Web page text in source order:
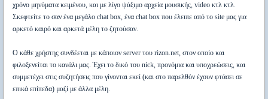
χρόνο μηνύματα κειμένου, και με λίγο ψάξιμο αρχεία μουσικής, video κτλ κτλ.
Σκεφτείτε το σαν ένα μεγάλο chat box, ένα chat box που έλειπε από το site μας για
αρκετό καιρό και αρκετά μέλη το ζητούσαν.
Ο κάθε χρήστης συνδέεται με κάποιον server του rizon.net, στον οποίο και
φιλοξενείται το κανάλι μας. Έχει το δικό του nick, προνόμια και υποχρεώσεις, και
συμμετέχει στις συζητήσεις που γίνονται εκεί (και στο παρελθόν έχουν φτάσει σε
επικά επίπεδα) μαζί με άλλα μέλη.